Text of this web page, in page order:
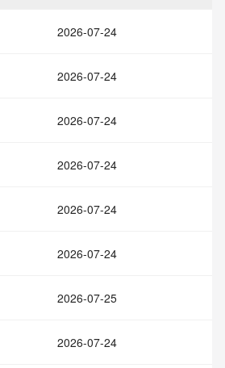
2026-07-24
2026-07-24
2026-07-24
2026-07-24
2026-07-24
2026-07-24
2026-07-25
2026-07-24